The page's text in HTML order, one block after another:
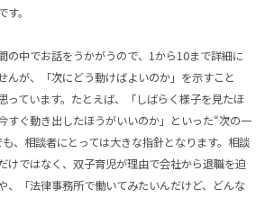
。
の中でお話をうかがうので、1から10まで詳細に
んが、「次にどう動けばよいのか」を示すこと
っています。たとえば、「しばらく様子を見たほ
すぐ動き出したほうがいいのか」といった“次の一
、相談者にとっては大きな指針となります。相談
けではなく、双子育児が理由で会社から退職を迫
、「法律事務所で働いてみたいんだけど、どんな